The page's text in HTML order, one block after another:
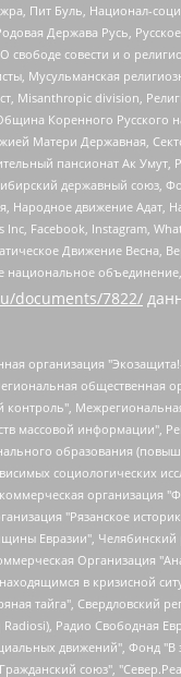
Пит Буль, Национал-
Держава Русь,
совести и о
Мусульманская
Misanthropic division,
Коренного Русского
Матери Державная,
пансионат Ак
державный союз,
Народное движение Адат,
Facebook, Instagram,
Движение Весна,
национальное
documents/7822/
Автономная Некоммерческая Организация "Аналитический Центр Юрия Левады", Автономная некоммерческая организация социальной поддержки населения "Проект Апрель", Региональная общественная организация помощи женщинам и детям, находящимся в кризисной ситуации "Информационно-методический центр "Анна", Фонд содействия развитию массовых коммуникаций и правовому просвещению "Так-так-Так", Фонд содействия устойчивому развитию "Серебряная тайга", Свердловский региональный общественный фонд социальных проектов "Новое время", "Idel.Реалии", Кавказ.Реалии, Крым.Реалии, Телеканал Настоящее Время, Татаро-башкирская служба Радио Свобода (Azatliq Radiosi), Радио Свободная Европа/Радио Свобода (PCE/PC), "Сибирь.Реалии", "Фактограф", Благотворительный фонд помощи осужденным и их семьям, Автономная некоммерческая организация "Институт глобализации и социальных движений", Фонд "В защиту прав заключенных", Частное учреждение "Центр поддержки и содействия развитию средств массовой информации", Пензенский региональный общественный благотворительный фонд "Гражданский союз", "Север.Реалии", Некоммерческая организация Фонд "Правовая инициатива", Общество с ограниченной